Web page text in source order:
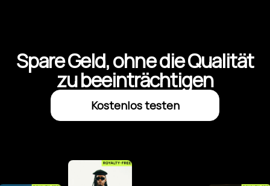
Spare Geld, ohne die Qualität
zu beeinträchtigen
Kostenlos testen